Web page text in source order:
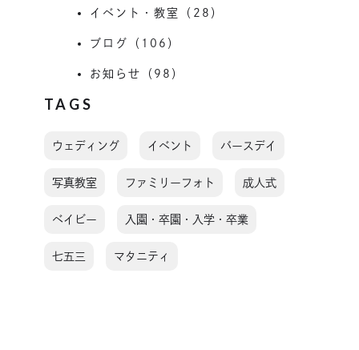
イベント・教室（28）
ブログ（106）
お知らせ（98）
TAGS
ウェディング イベント バースデイ
写真教室 ファミリーフォト 成人式
ベイビー 入園・卒園・入学・卒業
七五三 マタニティ